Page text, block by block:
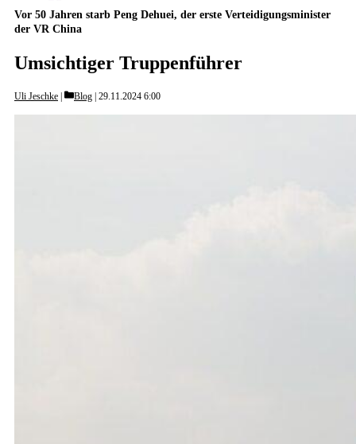
Vor 50 Jahren starb Peng Dehuei, der erste Verteidigungsminister
der VR China
Umsichtiger Truppenführer
Uli Jeschke Categories
Blog 29.11.2024 6:00